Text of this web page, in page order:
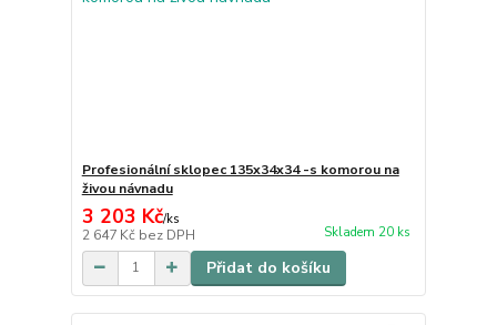
Profesionální sklopec 135x34x34 -s komorou na
živou návnadu
3 203 Kč/ks
2 647 Kč bez DPH Skladem 20 ks
Přidat do košíku